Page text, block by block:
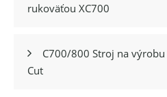
rukoväťou XC700

C700/800 Stroj na
Cut